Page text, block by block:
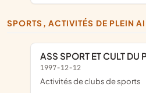
SPORTS, ACTIVITÉS DE PLEIN
ASS SPORT ET CULT DU
1997-12-12
Activités de clubs de sports